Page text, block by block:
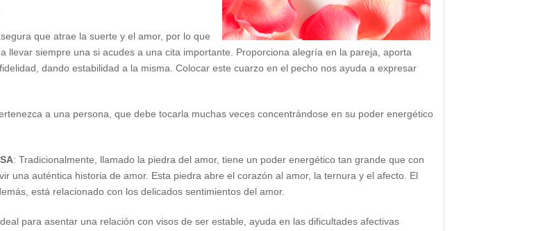
que atrae la suerte y el amor, por lo que
llevar siempre una si acudes a una cita importante. Proporciona alegría en la pareja, aporta
dando estabilidad a la misma. Colocar este cuarzo en el pecho nos ayuda a expresar
a una persona, que debe tocarla muchas veces concentrándose en su poder energético
: Tradicionalmente, llamado la piedra del amor, tiene un poder energético tan grande que con
una auténtica historia de amor. Esta piedra abre el corazón al amor, la ternura y el afecto. El
está relacionado con los delicados sentimientos del amor.
para asentar una relación con visos de ser estable, ayuda en las dificultades afectivas